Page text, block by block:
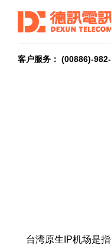
客户服务： (00886)-
台湾原生IP机场是